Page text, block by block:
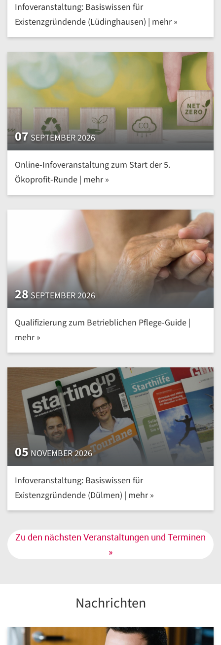
Infoveranstaltung: Basiswissen für
Existenzgründende (Lüdinghausen) | mehr »
07SEPTEMBER 2026
Online-Infoveranstaltung zum Start der 5.
Ökoprofit-Runde | mehr »
28SEPTEMBER 2026
Qualifizierung zum Betrieblichen Pflege-Guide |
mehr »
05 NOVEMBER 2026
Infoveranstaltung: Basiswissen für
Existenzgründende (Dülmen) | mehr »
Zu den nächsten Veranstaltungen und Terminen
»
Nachrichten